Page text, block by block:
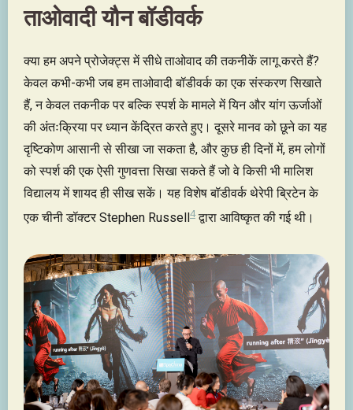
ताओवादी यौन बॉडीवर्क
क्या हम अपने प्रोजेक्ट्स में सीधे ताओवाद की तकनीकें लागू करते हैं?
केवल कभी-कभी जब हम ताओवादी बॉडीवर्क का एक संस्करण सिखाते
हैं, न केवल तकनीक पर बल्कि स्पर्श के मामले में यिन और यांग ऊर्जाओं
की अंतःक्रिया पर ध्यान केंद्रित करते हुए। दूसरे मानव को छूने का यह
दृष्टिकोण आसानी से सीखा जा सकता है, और कुछ ही दिनों में, हम लोगों
को स्पर्श की एक ऐसी गुणवत्ता सिखा सकते हैं जो वे किसी भी मालिश
विद्यालय में शायद ही सीख सकें। यह विशेष बॉडीवर्क थेरेपी ब्रिटेन के
एक चीनी डॉक्टर Stephen Russell 4द्वारा आविष्कृत की गई थी।